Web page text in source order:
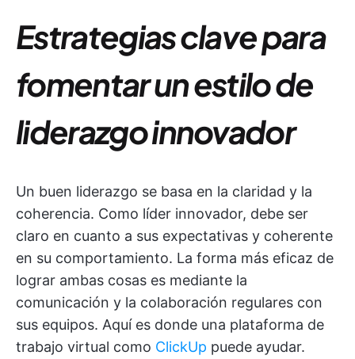
Estrategias clave para
fomentar un estilo de
liderazgo innovador
Un buen liderazgo se basa en la claridad y la
coherencia. Como líder innovador, debe ser
claro en cuanto a sus expectativas y coherente
en su comportamiento. La forma más eficaz de
lograr ambas cosas es mediante la
comunicación y la colaboración regulares con
sus equipos. Aquí es donde una plataforma de
trabajo virtual como ClickUp puede ayudar.